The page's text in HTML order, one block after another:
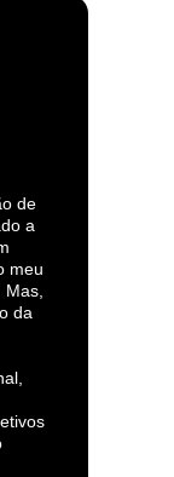
de
a
meu
da